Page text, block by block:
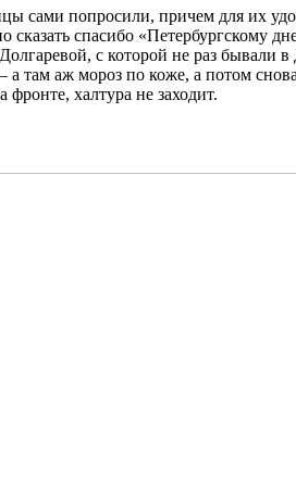
сами попросили, причем для их
спасибо «Петербургскому
с которой не раз
а там аж мороз по коже, а потом
фронте, халтура не заходит.